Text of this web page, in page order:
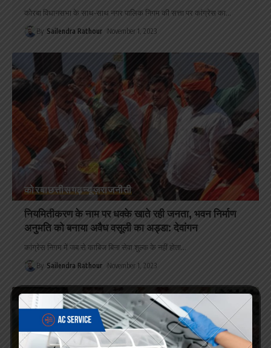
कोरबा विधानसभा के साथ-साथ नगर पालिक निगम की सत्ता पर कांग्रेस का …
By Sailendra Rathour November 1, 2023
कोरबाछत्तीसगढ़न्यूज़राजनीती
नियमितीकरण के नाम पर धक्के खाते रही जनता, भवन निर्माण
अनुमति को बनाया अवैध वसूली का अड्डा: देवांगन
कांग्रेस निगम में जब से काबिज बिना सेवा शुल्क के नहीं होता…
By Sailendra Rathour November 1, 2023